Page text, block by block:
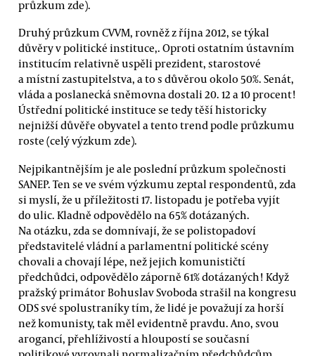
průzkum zde).
Druhý průzkum CVVM, rovněž z října 2012, se týkal
důvěry v politické instituce,. Oproti ostatním ústavním
institucím relativně uspěli prezident, starostové
a místní zastupitelstva, a to s důvěrou okolo 50%. Senát,
vláda a poslanecká sněmovna dostali 20. 12 a 10 procent!
Ústřední politické instituce se tedy těší historicky
nejnižší důvěře obyvatel a tento trend podle průzkumu
roste (celý výzkum zde).
Nejpikantnějším je ale poslední průzkum společnosti
SANEP. Ten se ve svém výzkumu zeptal respondentů, zda
si myslí, že u příležitosti 17. listopadu je potřeba vyjít
do ulic. Kladně odpovědělo na 65% dotázaných.
Na otázku, zda se domnívají, že se polistopadoví
představitelé vládní a parlamentní politické scény
chovali a chovají lépe, než jejich komunističtí
předchůdci, odpovědělo záporně 61% dotázaných! Když
pražský primátor Bohuslav Svoboda strašil na kongresu
ODS své spolustraníky tím, že lidé je považují za horší
než komunisty, tak měl evidentně pravdu. Ano, svou
arogancí, přehlíživostí a hloupostí se současní